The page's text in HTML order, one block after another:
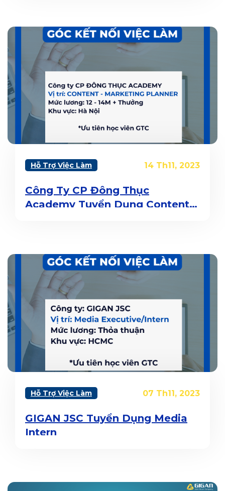
Hỗ Trợ Việc Làm 14 Th11, 2023
Công Ty CP Đông Thục
Academy Tuyển Dụng Content –
Hỗ Trợ Việc Làm 07 Th11, 2023
GIGAN JSC Tuyển Dụng Media
Intern